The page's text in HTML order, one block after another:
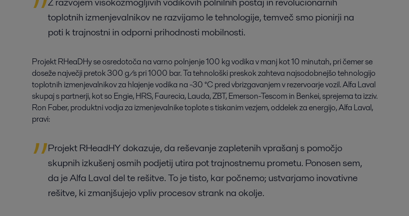
toplotnih izmenjevalnikov ne razvijamo le tehnologije, temveč smo pionirji na
poti k trajnostni in odporni prihodnosti mobilnosti.
Projekt RHeaDHy se osredotoča na varno polnjenje 100 kg vodika v manj kot 10 minutah, pri čemer se
doseže največji pretok 300 g/s pri 1000 bar. Ta tehnološki preskok zahteva najsodobnejšo tehnologijo
toplotnih izmenjevalnikov za hlajenje vodika na -30 °C pred vbrizgavanjem v rezervoarje vozil. Alfa Laval
skupaj s partnerji, kot so Engie, HRS, Faurecia, Lauda, ZBT, Emerson-Tescom in Benkei, sprejema ta izziv.
Ron Faber, produktni vodja za izmenjevalnike toplote s tiskanim vezjem, oddelek za energijo, Alfa Laval,
pravi:
Projekt RHeadHY dokazuje, da reševanje zapletenih vprašanj s pomočjo
skupnih izkušenj osmih podjetij utira pot trajnostnemu prometu. Ponosen sem,
da je Alfa Laval del te rešitve. To je tisto, kar počnemo; ustvarjamo inovativne
rešitve, ki zmanjšujejo vpliv procesov strank na okolje.